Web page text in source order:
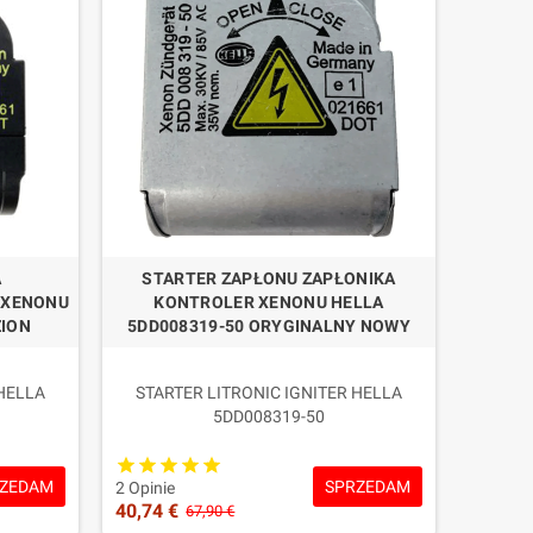
Celem jest poważna, stabilna i bardziej profesjonalna
według kodu i kompatybilności.
techniczne i 2-letnią gwarancję na wybrane sterowniki
zamiennik.
STARTER ZAPŁONU ZAPŁONIKA
KONTROLER XENONU HELLA
5DD008319-50 ORYGINALNY NOWY
STARTER LITRONIC IGNITER HELLA
5DD008319-50
Gwarancja: 2 lata
2 Opinie
40,74 € 67,90 €
SPRZEDAM